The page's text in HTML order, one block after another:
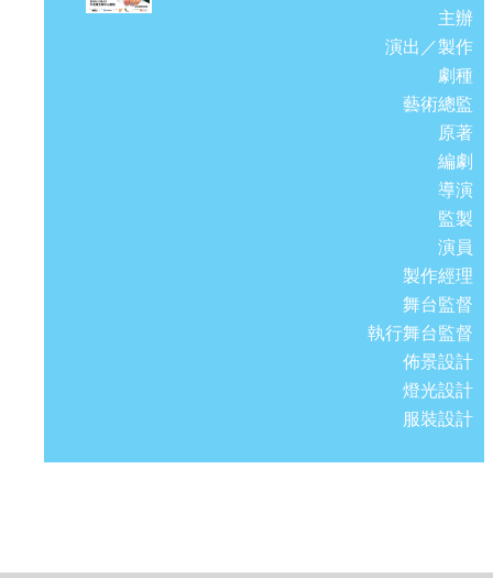
主辦
演出／製作
劇種
藝術總監
原著
編劇
導演
監製
演員
製作經理
舞台監督
執行舞台監督
佈景設計
燈光設計
服裝設計